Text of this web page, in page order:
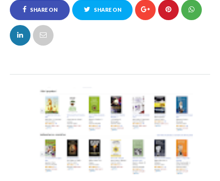
SHARE ON
FACEBOOK
SHARE ON